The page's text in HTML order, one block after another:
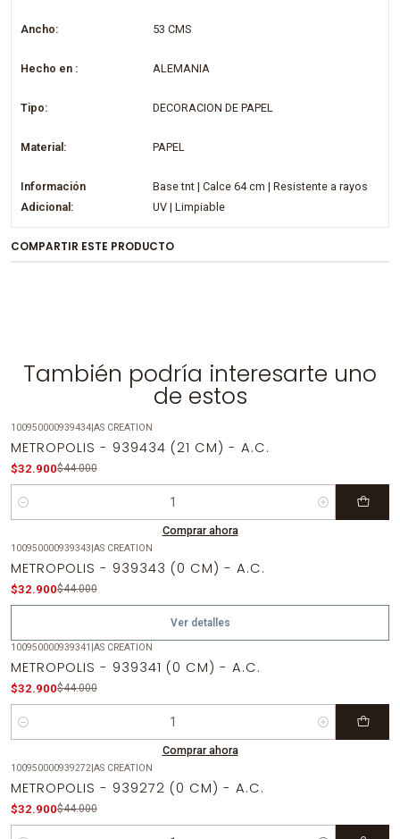
Ancho: 53 CMS
Hecho en : ALEMANIA
Tipo: DECORACION DE PAPEL
Material: PAPEL
Información
Adicional:
Base tnt | Calce 64 cm | Resistente a rayos
UV | Limpiable
COMPARTIR ESTE PRODUCTO
También podría interesarte uno
de estos
100950000939434|AS CREATION
METROPOLIS - 939434 (21 CM) - A.C.
$32.900$44.000
Cantidad
Comprar ahora
Agotado
100950000939343|AS CREATION
METROPOLIS - 939343 (0 CM) - A.C.
$32.900$44.000
Ver detalles
100950000939341 |AS CREATION
METROPOLIS - 939341 (0 CM) - A.C.
$32.900$44.000
Cantidad
Comprar ahora
100950000939272|AS CREATION
METROPOLIS - 939272 (0 CM) - A.C.
$32.900$44.000